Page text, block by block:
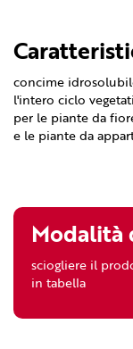
concime
l'intero ciclo
per le piante da
e le piante da
Modalità
sciogliere il
in tabella